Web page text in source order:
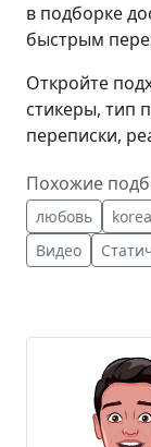
в подборке
быстрым
Откройте
стикеры, тип
переписки,
Похожие
любовь
Видео